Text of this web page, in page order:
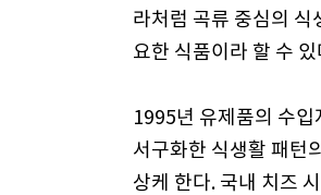
라처럼 곡류 중심의
요한 식품이라 할 수 있
1995년 유제품의 수
서구화한 식생활 패턴
상케 한다. 국내 치즈